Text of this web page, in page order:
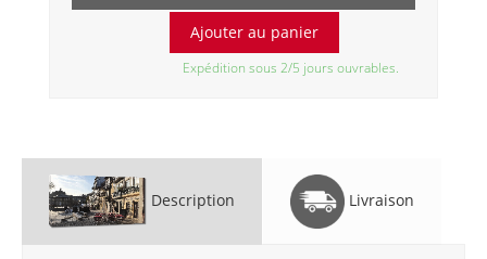
Expédition sous 2/5 jours ouvrables.
Description Livraison